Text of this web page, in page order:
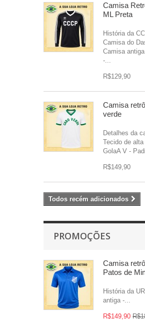
Camisa
ML Preta
História da
Camisa do
Camisa
-...
R$129,90
Camisa
verde
Detalhes da
Tecido de
GolaA V -
R$149,90
Todos recém adicionados
PROMOÇÕES
Camisa
Patos de
História da
antiga -...
R$149,90